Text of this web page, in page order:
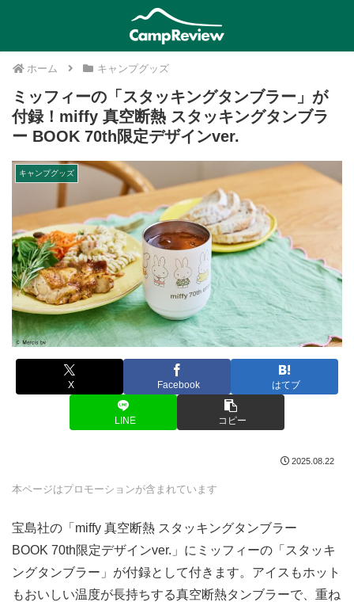
ホーム キャンプグッズ
ミッフィーの「スタッキングタンブラー」が
付録！miffy 真空断熱 スタッキングタンブラ
ー BOOK 70th限定デザインver.
キャンプグッズ
X Facebook はてブ
LINE コピー
2025.08.22
本ページはプロモーションが含まれています
宝島社の「miffy 真空断熱 スタッキングタンブラー
BOOK 70th限定デザインver.」にミッフィーの「スタッキ
ングタンブラー」が付録として付きます。アイスもホット
もおいしい温度が長持ちする真空断熱タンブラーで、重ね